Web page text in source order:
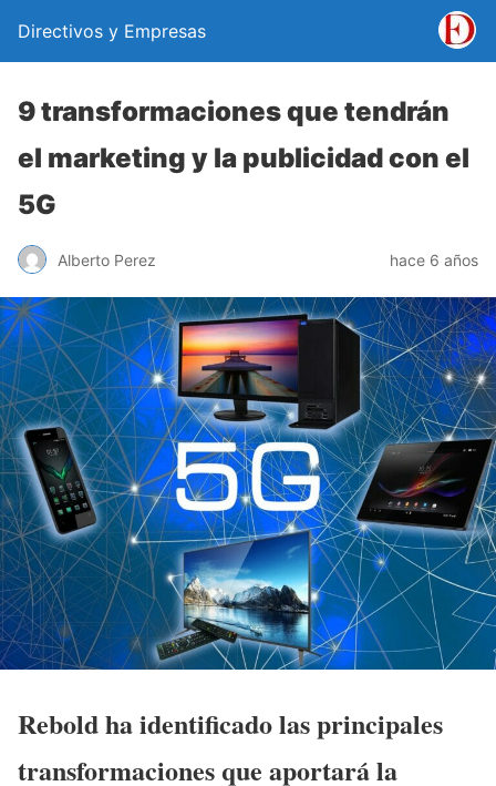
Directivos y Empresas
9 transformaciones que tendrán
el marketing y la publicidad con el
5G
Alberto Perez hace 6 años
Rebold ha identificado las principales
transformaciones que aportará la